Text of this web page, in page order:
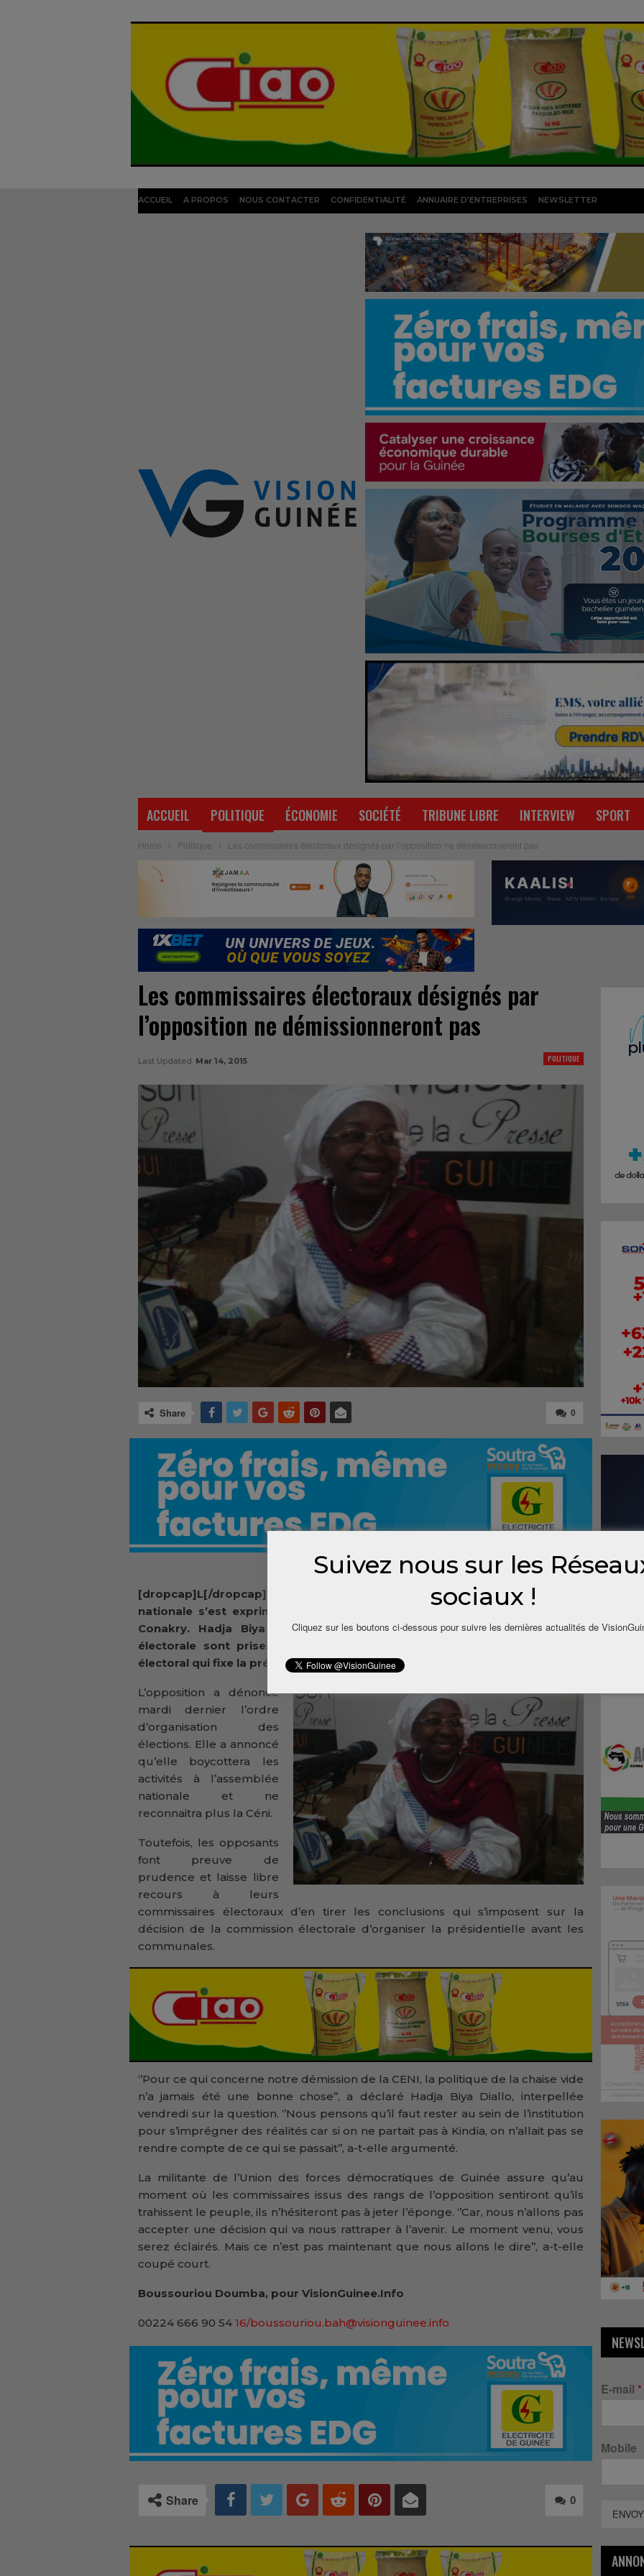
ACCUEIL A PROPOS NOUS CONTACTER CONFIDENTIALITÉ ANNUAIRE D’ENTREPRISES NEWSLETTER
ACCUEIL POLITIQUE ÉCONOMIE SOCIÉTÉ TRIBUNE LIBRE INTERVIEW SPORT
Home Politique Les commissaires électoraux désignés par l’opposition ne démissionneront pas
Les commissaires électoraux désignés par
l’opposition ne démissionneront pas
POLITIQUE
Last Updated Mar 14, 2015
0
Share
[dropcap]L[/dropcap]a vice-présidente de la commission électorale
nationale s’est exprimée vendredi lors d’une rencontre avec la presse à
Conakry. Hadja Biya Diallo a révélé que les décisions de l’institution
électorale sont prises ailleurs, suite à la publication du chronogramme
électoral qui fixe la présidentielle au 11 octobre prochain.
L’opposition a dénoncé
mardi dernier l’ordre
d’organisation des
élections. Elle a annoncé
qu’elle boycottera les
activités à l’assemblée
nationale et ne
reconnaitra plus la Céni.
Toutefois, les opposants
font preuve de
prudence et laisse libre
recours à leurs
commissaires électoraux d’en tirer les conclusions qui s’imposent sur la
décision de la commission électorale d’organiser la présidentielle avant les
communales.
‘’Pour ce qui concerne notre démission de la CENI, la politique de la chaise vide
n’a jamais été une bonne chose’’, a déclaré Hadja Biya Diallo, interpellée
vendredi sur la question. ‘’Nous pensons qu’il faut rester au sein de l’institution
pour s’imprégner des réalités car si on ne partait pas à Kindia, on n’allait pas se
rendre compte de ce qui se passait’’, a-t-elle argumenté.
La militante de l’Union des forces démocratiques de Guinée assure qu’au
moment où les commissaires issus des rangs de l’opposition sentiront qu’ils
trahissent le peuple, ils n’hésiteront pas à jeter l’éponge. ‘’Car, nous n’allons pas
accepter une décision qui va nous rattraper à l’avenir. Le moment venu, vous
serez éclairés. Mais ce n’est pas maintenant que nous allons le dire’’, a-t-elle
coupé court.
Boussouriou Doumba, pour VisionGuinee.Info
00224 666 90 54 16/boussouriou.bah@visionguinee.info
0
Share
E-mail *
Mobile
Suivez nous sur les
sociaux !
Cliquez sur les boutons ci-dessous pour suivre les dernières actualités de